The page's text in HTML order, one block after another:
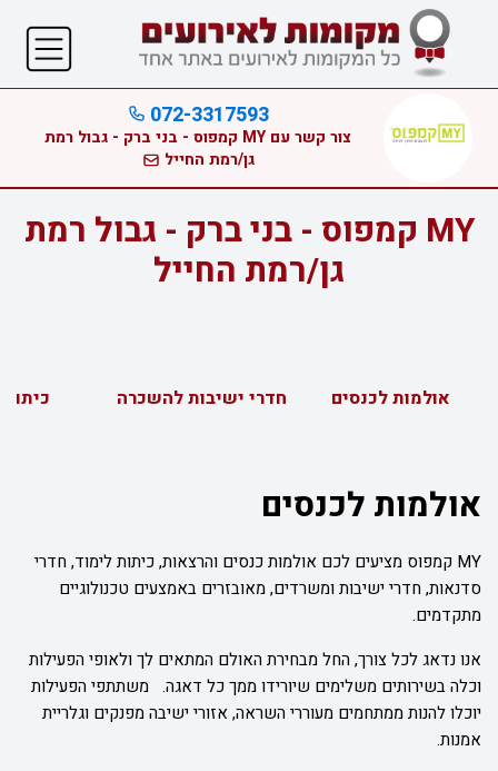
072-3317593
צור קשר עם MY קמפוס - בני ברק - גבול רמת
גן/רמת החייל
MY קמפוס - בני ברק - גבול רמת
גן/רמת החייל
אולמות לכנסים חדרי ישיבות להשכרה
אולמות לכנסים
MY קמפוס מציעים לכם אולמות כנסים והרצאות, כיתות לימוד, חדרי
סדנאות, חדרי ישיבות ומשרדים, מאובזרים באמצעים טכנולוגיים
מתקדמים.
אנו נדאג לכל צורך, החל מבחירת האולם המתאים לך ולאופי הפעילות
וכלה בשירותים משלימים שיורידו ממך כל דאגה. משתתפי הפעילות
יוכלו להנות ממתחמים מעוררי השראה, אזורי ישיבה מפנקים וגלריית
אמנות.